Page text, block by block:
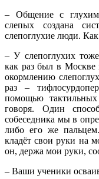
– Общение с
слепых создана
слепоглухие люди.
– У слепоглухих
как раз был в Москве
окормлению
раз –
помощью
говоря. Один
собеседника мы в
либо его же
кладёт свои руки на
он, держа мои руки,
– Ваши ученики